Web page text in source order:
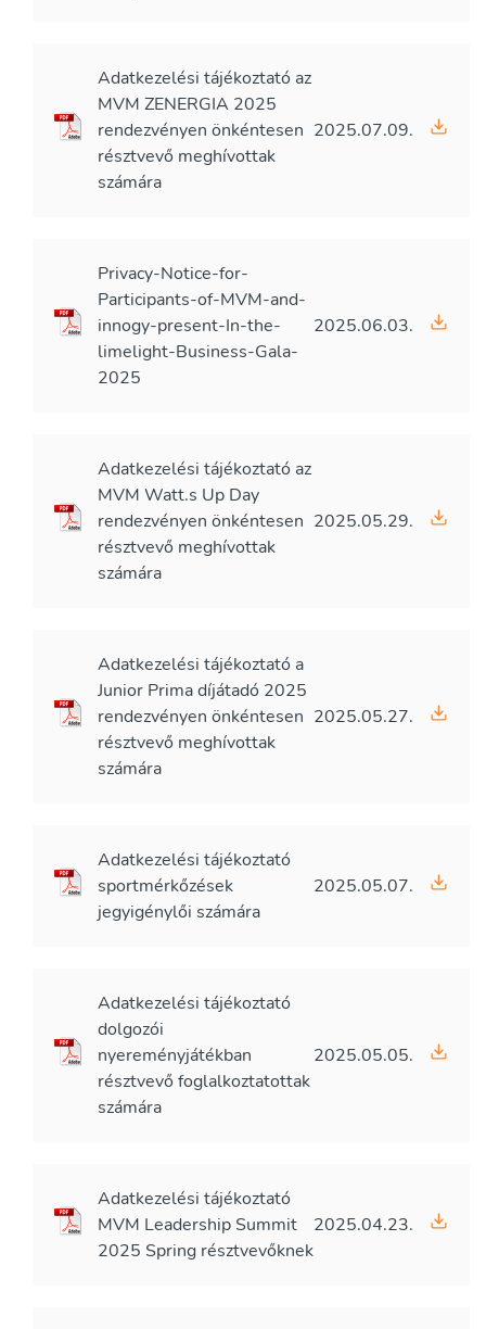
Adatkezelési tájékoztató az
MVM ZENERGIA 2025
rendezvényen önkéntesen
résztvevő meghívottak
számára
2025.07.09.
Privacy-Notice-for-
Participants-of-MVM-and-
innogy-present-In-the-
limelight-Business-Gala-
2025
2025.06.03.
Adatkezelési tájékoztató az
MVM Watt.s Up Day
rendezvényen önkéntesen
résztvevő meghívottak
számára
2025.05.29.
Adatkezelési tájékoztató a
Junior Prima díjátadó 2025
rendezvényen önkéntesen
résztvevő meghívottak
számára
2025.05.27.
Adatkezelési tájékoztató
sportmérkőzések
jegyigénylői számára
2025.05.07.
Adatkezelési tájékoztató
dolgozói
nyereményjátékban
résztvevő foglalkoztatottak
számára
2025.05.05.
Adatkezelési tájékoztató
MVM Leadership Summit
2025 Spring résztvevőknek
2025.04.23.